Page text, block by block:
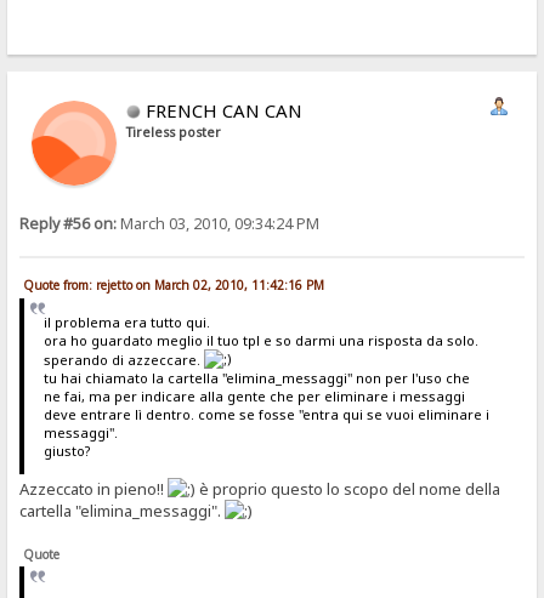
FRENCH CAN CAN
Tireless poster
Reply #56 on:March 03, 2010, 09:34:24 PM
Quote from: rejetto on March 02, 2010, 11:42:16 PM
il problema era tutto qui.
ora ho guardato meglio il tuo tpl e so darmi una risposta da solo.
sperando di azzeccare.
tu hai chiamato la cartella "elimina_messaggi" non per l'uso che
ne fai, ma per indicare alla gente che per eliminare i messaggi
deve entrare lì dentro. come se fosse "entra qui se vuoi eliminare i
messaggi".
giusto?
Azzeccato in pieno!!
è proprio questo lo scopo del nome della
cartella "elimina_messaggi".
Quote